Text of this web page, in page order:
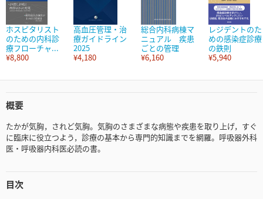
ホスピタリスト
のための内科診
療フローチャ...
¥8,800
高血圧管理・治
療ガイドライン
2025
¥4,180
総合内科病棟マ
ニュアル 疾患
ごとの管理
¥6,160
レジデントのた
めの感染症診療
の鉄則
¥5,940
概要
たかが気胸，されど気胸。気胸のさまざまな病態や疾患を取り上げ，すぐ
に臨床に役立つよう，診療の基本から専門的知識までを網羅。呼吸器外科
医・呼吸器内科医必読の書。
目次